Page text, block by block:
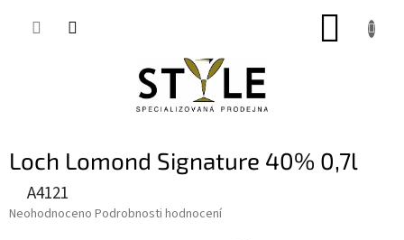
Loch Lomond Signature 40% 0,7l
A4121
Průměrné
Neohodnoceno Podrobnosti hodnocení